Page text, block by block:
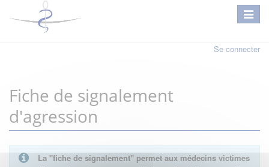
Se connecter
Fiche de signalement
d'agression
La "fiche de signalement" permet aux médecins victimes